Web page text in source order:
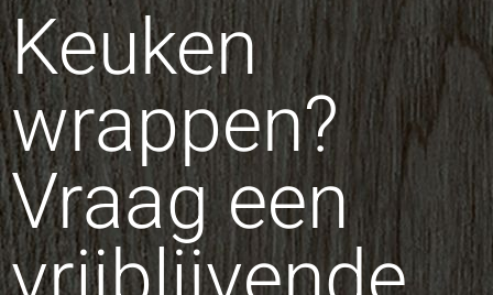
Keuken
wrappen?
Vraag een